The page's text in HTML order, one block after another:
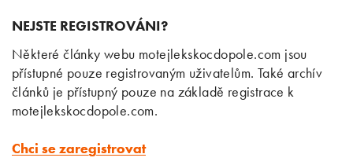
NEJSTE REGISTROVÁNI?
Některé články webu motejlekskocdopole.com jsou
přístupné pouze registrovaným uživatelům. Také archív
článků je přístupný pouze na základě registrace k
motejlekskocdopole.com.
Chci se zaregistrovat